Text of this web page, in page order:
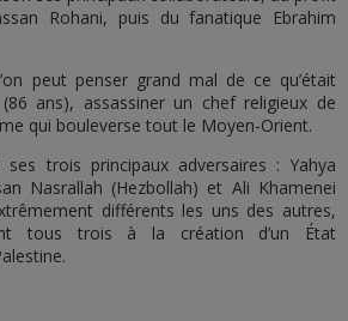
Rohani, puis du fanatique Ebrahim
peut penser grand mal de ce qu’était
ans), assassiner un chef religieux de
qui bouleverse tout le Moyen-Orient.
trois principaux adversaires : Yahya
Nasrallah (Hezbollah) et Ali Khamenei
différents les uns des autres,
tous trois à la création d’un État